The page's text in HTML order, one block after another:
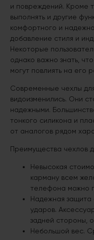
и повреждений. Кроме
выполнять и другие
комфортного и
добавление стиля и
Некоторые
однако важно знать,
могут повлиять на его
Современные чехлы
видоизменились. Они
надежными.
тонкого силикона и
от аналогов рядом
Преимущества чехлов
Невысокая
карману всем
телефона можно
Надежная защита
ударов.
задней стороны,
Небольшой вес.